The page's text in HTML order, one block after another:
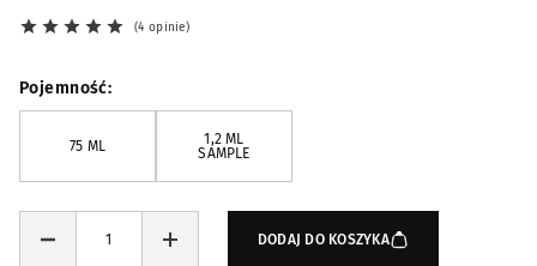
4 opinie
Pojemność
75 ML
1,2 ML
SAMPLE
DODAJ DO KOSZYKA